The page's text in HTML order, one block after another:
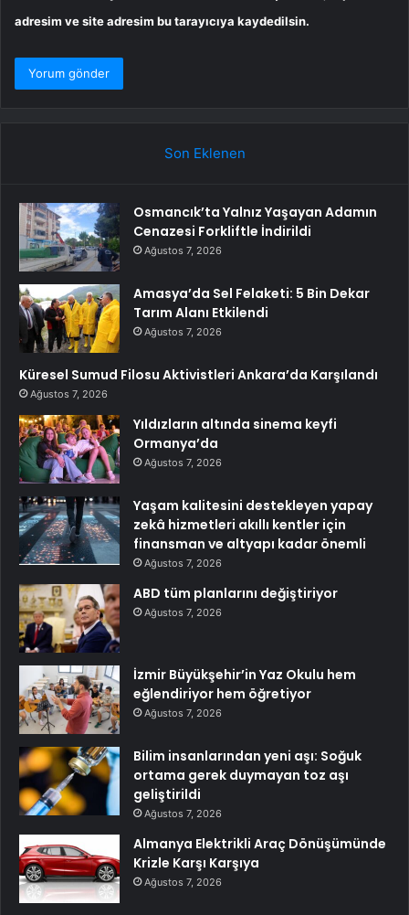
adresim ve site adresim bu tarayıcıya kaydedilsin.
Son Eklenen
Osmancık’ta Yalnız Yaşayan Adamın
Cenazesi Forkliftle İndirildi
Ağustos 7, 2026
Amasya’da Sel Felaketi: 5 Bin Dekar
Tarım Alanı Etkilendi
Ağustos 7, 2026
Küresel Sumud Filosu Aktivistleri Ankara’da Karşılandı
Ağustos 7, 2026
Yıldızların altında sinema keyfi
Ormanya’da
Ağustos 7, 2026
Yaşam kalitesini destekleyen yapay
zekâ hizmetleri akıllı kentler için
finansman ve altyapı kadar önemli
Ağustos 7, 2026
ABD tüm planlarını değiştiriyor
Ağustos 7, 2026
İzmir Büyükşehir’in Yaz Okulu hem
eğlendiriyor hem öğretiyor
Ağustos 7, 2026
Bilim insanlarından yeni aşı: Soğuk
ortama gerek duymayan toz aşı
geliştirildi
Ağustos 7, 2026
Almanya Elektrikli Araç Dönüşümünde
Krizle Karşı Karşıya
Ağustos 7, 2026